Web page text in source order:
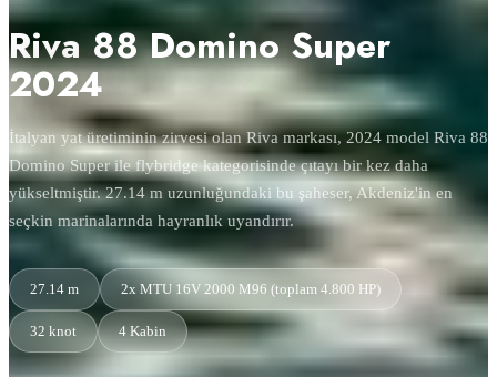
Riva 88 Domino Super
2024
İtalyan yat üretiminin zirvesi olan Riva markası, 2024 model Riva 88
Domino Super ile flybridge kategorisinde çıtayı bir kez daha
yükseltmiştir. 27.14 m uzunluğundaki bu şaheser, Akdeniz'in en
seçkin marinalarında hayranlık uyandırır.
27.14 m 2x MTU 16V 2000 M96 (toplam 4.800 HP)
32 knot 4 Kabin